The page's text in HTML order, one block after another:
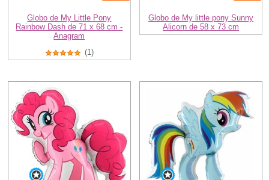
Globo de My Little Pony
Rainbow Dash de 71 x 68 cm -
Anagram
(1)
Globo de My little pony Sunny
Alicorn de 58 x 73 cm